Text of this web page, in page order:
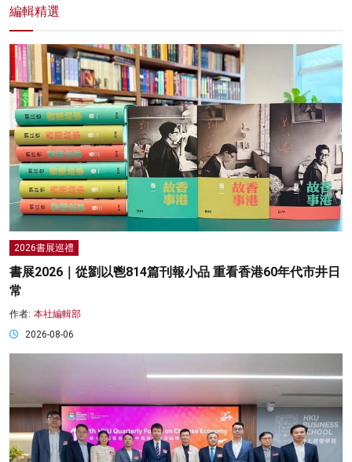
編輯精選
2026書展巡禮
書展2026｜從劉以鬯814篇刊報小品 重看香港60年代市井日
常
作者: 本社編輯部
2026-08-06